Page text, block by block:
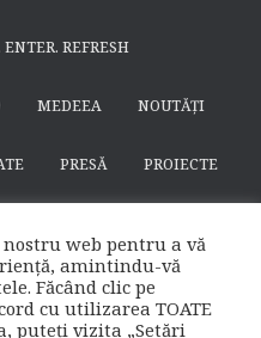
ENTER. REFRESH
MEDEEA NOUTĂȚI
PRESĂ PROIECTE
web pentru a vă
amintindu-vă
Făcând clic pe
cu utilizarea TOATE
puteți vizita „Setări